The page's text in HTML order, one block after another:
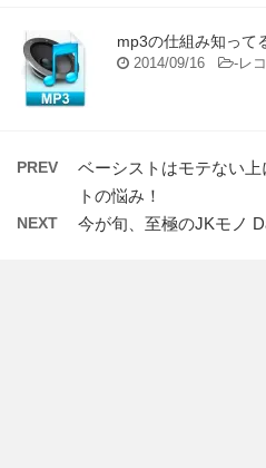
mp3の仕組み知って
2014/09/16 -レ
PREV
ベーシストはモテない
トの悩み！
NEXT 今が旬、至極のJKモノ